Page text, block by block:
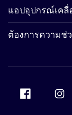
แอปอุปกรณ์เคลื่
ต้องการความช่
Accor Facebook